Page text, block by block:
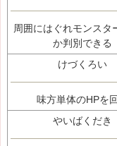
周囲にはぐれモンスタ
か判別できる
けづくろい
味方単体のHPを
やいばくだき